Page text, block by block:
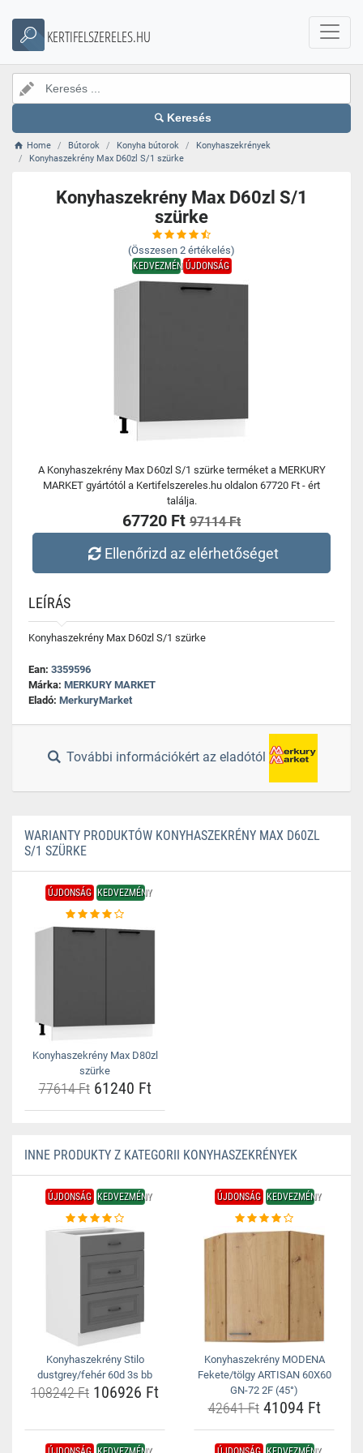
KERTIFELSZERELES.HU
Keresés
Home Bútorok Konyha bútorok
Konyhaszekrények
Konyhaszekrény Max D60zl S/1 szürke
Konyhaszekrény Max D60zl S/1
szürke
(Összesen 2 értékelés)
KEDVEZMÉNYÚJDONSÁG
A Konyhaszekrény Max D60zl S/1 szürke terméket a MERKURY
MARKET gyártótól a Kertifelszereles.hu oldalon 67720 Ft - ért
találja.
67720 Ft 97114 Ft
Ellenőrizd az elérhetőséget
LEÍRÁS
Konyhaszekrény Max D60zl S/1 szürke
Ean: 3359596
Márka: MERKURY MARKET
Eladó: MerkuryMarket
További információkért az eladótól
WARIANTY PRODUKTÓW KONYHASZEKRÉNY MAX D60ZL
S/1 SZÜRKE
ÚJDONSÁG KEDVEZMÉNY
Konyhaszekrény Max D80zl
szürke
77614 Ft61240 Ft
INNE PRODUKTY Z KATEGORII KONYHASZEKRÉNYEK
ÚJDONSÁG KEDVEZMÉNY
Konyhaszekrény Stilo
dustgrey/fehér 60d 3s bb
108242 Ft 106926 Ft
ÚJDONSÁG KEDVEZMÉNY
Konyhaszekrény MODENA
Fekete/tölgy ARTISAN 60X60
GN-72 2F (45°)
42641 Ft41094 Ft